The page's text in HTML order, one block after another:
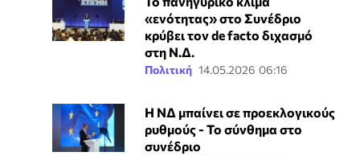
«ενότητας» στο Συνέδριο
κρύβει τον de facto διχασμό
στη Ν.Δ.
Πολιτική 14.05.2026 06:16
Η ΝΔ μπαίνει σε προεκλογικούς
ρυθμούς - Το σύνθημα στο
συνέδριο